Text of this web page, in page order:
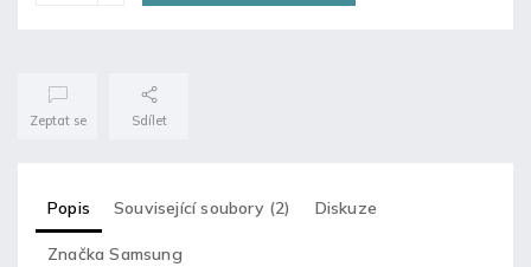
Zeptat se Sdílet
Popis Související soubory (2) Diskuze
Značka Samsung